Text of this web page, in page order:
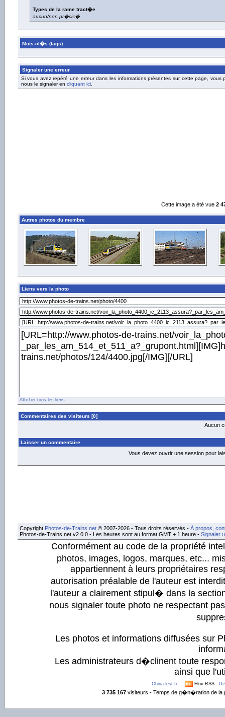
Types de la rame tract�e
aucun/non pr�cis�
Mots-cl�s (tags)
Signaler une erreur
Si vous avez repéré une erreur dans les informations présentes sur cette page, vous
nous le signaler en cliquant ici.
Cette image a été vue 2
Autres photos du membre
Liens vers la photo
Afficher tous les liens
Commentaires des visiteurs [0]
Aucun
Laisser un commentaire
Vous devez ouvrir une session pour
Copyright Photos-de-Trains.net © 2007-2026 - Tous droits réservés - À propos,
Photos-de-Trains.net v2.0.0 - Les heures sont au format GMT + 1 heure - Signaler
Conformément au code de la propriété
photos, images, logos, marques, etc...
appartiennent à leurs propriétaires
autorisation préalable de l'auteur est
l'auteur a clairement stipul� dans la
nous signaler toute photo ne respectant
Les photos et informations diffusées sur
Les administrateurs d�clinent toute
ainsi que
ChinaTest.fr Flux RSS :
3 735 167 visiteurs - Temps de g�n�ration de la